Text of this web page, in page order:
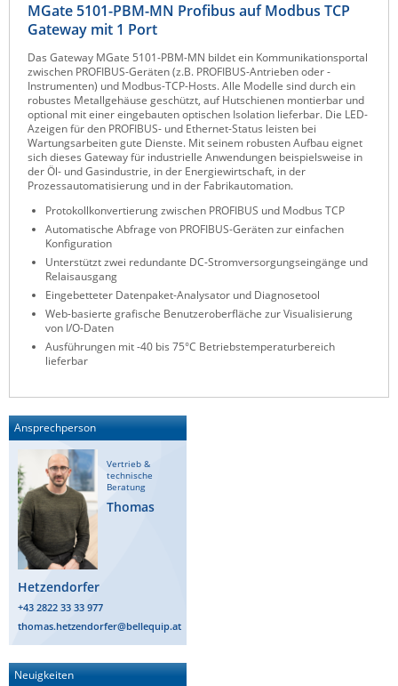
Kramer Electronics
KVM TEC
Legrand
LigoWave
Milesight
Moxa
Netio
Panorama Antennas
PatchSee
Power Kingdom
Poynting
Raritan
Riello UPS
Siretta
SIRIO Antenne
Sunbird
Tactical Software
TEKTELIC
Teltonika
Unwired Networks
Vision
WATTECO
Westermo
MGate 5101-PBM-MN Profibus auf Modbus TCP
Gateway mit 1 Port
Das Gateway MGate 5101-PBM-MN bildet ein Kommunikationsportal
zwischen PROFIBUS-Geräten (z.B. PROFIBUS-Antrieben oder -
Instrumenten) und Modbus-TCP-Hosts. Alle Modelle sind durch ein
robustes Metallgehäuse geschützt, auf Hutschienen montierbar und
optional mit einer eingebauten optischen Isolation lieferbar. Die LED-
Azeigen für den PROFIBUS- und Ethernet-Status leisten bei
Wartungsarbeiten gute Dienste. Mit seinem robusten Aufbau eignet
sich dieses Gateway für industrielle Anwendungen beispielsweise in
der Öl- und Gasindustrie, in der Energiewirtschaft, in der
Prozessautomatisierung und in der Fabrikautomation.
Protokollkonvertierung zwischen PROFIBUS und Modbus TCP
Automatische Abfrage von PROFIBUS-Geräten zur einfachen
Konfiguration
Unterstützt zwei redundante DC-Stromversorgungseingänge und
Relaisausgang
Eingebetteter Datenpaket-Analysator und Diagnosetool
Web-basierte grafische Benutzeroberfläche zur Visualisierung
von I/O-Daten
Ausführungen mit -40 bis 75°C Betriebstemperaturbereich
lieferbar
Ansprechperson
Vertrieb &
technische
Beratung
Thomas
Hetzendorfer
+43 2822 33 33 977
thomas.hetzendorfer@bellequip.at
Neuigkeiten